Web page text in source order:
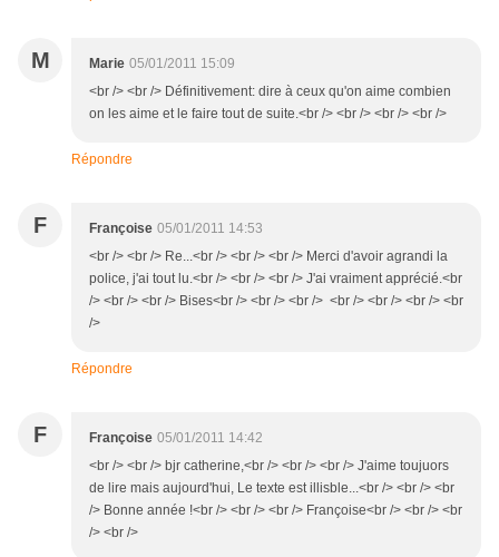
M Marie 05/01/2011 15:09
<br /> <br /> Définitivement: dire à ceux qu'on aime combien
on les aime et le faire tout de suite.<br /> <br /> <br /> <br />
Répondre
F Françoise 05/01/2011 14:53
<br /> <br /> Re...<br /> <br /> <br /> Merci d'avoir agrandi la
police, j'ai tout lu.<br /> <br /> <br /> J'ai vraiment apprécié.<br
/> <br /> <br /> Bises<br /> <br /> <br /> <br /> <br /> <br /> <br
/>
Répondre
F Françoise 05/01/2011 14:42
<br /> <br /> bjr catherine,<br /> <br /> <br /> J'aime toujuors
de lire mais aujourd'hui, Le texte est illisble...<br /> <br /> <br
/> Bonne année !<br /> <br /> <br /> Françoise<br /> <br /> <br
/> <br />